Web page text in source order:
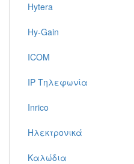
Hytera
Hy-Gain
ICOM
IP Τηλεφωνία
Inrico
Ηλεκτρονικά
Καλώδια